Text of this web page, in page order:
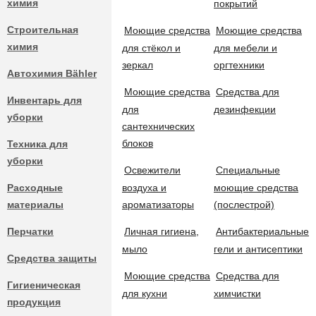
Розничный магазин
ТОВАРЫ
Бытовая и профессиональная химия
Универсальные моющие средства
Моющие средства для напольных покрытий
Моющие средства для стёкол и зеркал
химия
Строительная
химия
Автохимия Bähler
Инвентарь для
уборки
Техника для
уборки
Расходные
материалы
Перчатки
Средства защиты
Гигиеническая
продукция
покрытий
Моющие средства
для стёкол и
зеркал
Моющие средства
для мебели и
оргтехники
Моющие средства
для
сантехнических
блоков
Средства для
дезинфекции
Освежители
воздуха и
ароматизаторы
Специальные
моющие средства
(послестрой)
Личная гигиена,
мыло
Антибактериальные
гели и антисептики
Моющие средства
для кухни
Средства для
химчистки
В течении 7 дней -
много
Временно - доставка возможна только для юр. лиц.
217,50 ₽
От 1 шт. 290,00 ₽
От 2 шт. 15% 246,50 ₽
217,50 ₽